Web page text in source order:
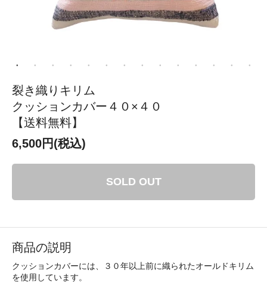
裂き織りキリム
クッションカバー４０×４０
【送料無料】
6,500円(税込)
SOLD OUT
商品の説明
クッションカバーには、３０年以上前に織られたオールドキリム
を使用しています。